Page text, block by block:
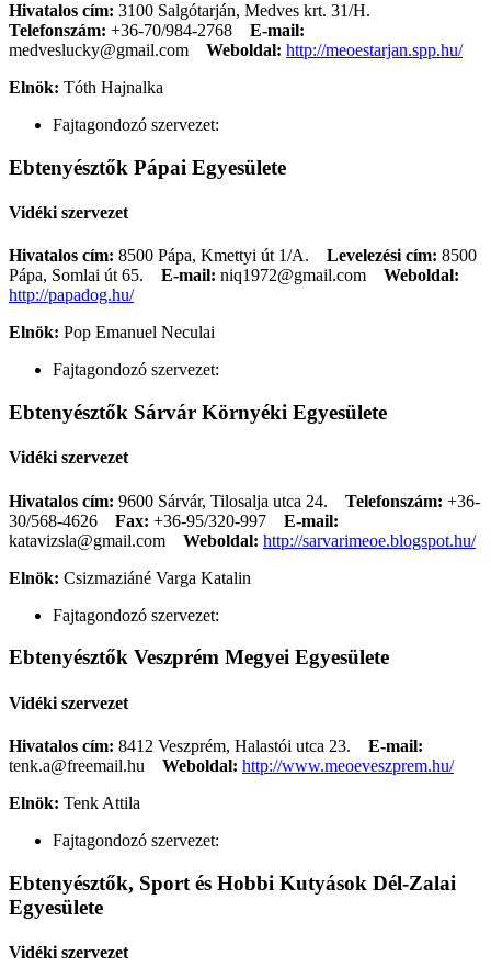
Hivatalos cím: 3100 Salgótarján, Medves krt. 31/H.
Telefonszám: +36-70/984-2768
E-mail:
medveslucky@gmail.com
Weboldal: http://meoestarjan.spp.hu/
Elnök: Tóth Hajnalka
Fajtagondozó szervezet:
Ebtenyésztők Pápai Egyesülete
Vidéki szervezet
Hivatalos cím: 8500 Pápa, Kmettyi út 1/A. Levelezési cím: 8500
Pápa, Somlai út 65.
E-mail: niq1972@gmail.com
Weboldal:
http://papadog.hu/
Elnök: Pop Emanuel Neculai
Fajtagondozó szervezet:
Ebtenyésztők Sárvár Környéki Egyesülete
Vidéki szervezet
Hivatalos cím: 9600 Sárvár, Tilosalja utca 24. Telefonszám: +36-
30/568-4626
Fax: +36-95/320-997
E-mail:
katavizsla@gmail.com
Weboldal: http://sarvarimeoe.blogspot.hu/
Elnök: Csizmaziáné Varga Katalin
Fajtagondozó szervezet:
Ebtenyésztők Veszprém Megyei Egyesülete
Vidéki szervezet
Hivatalos cím: 8412 Veszprém, Halastói utca 23. E-mail:
tenk.a@freemail.hu
Weboldal: http://www.meoeveszprem.hu/
Elnök: Tenk Attila
Fajtagondozó szervezet:
Ebtenyésztők, Sport és Hobbi Kutyások Dél-Zalai
Egyesülete
Vidéki szervezet